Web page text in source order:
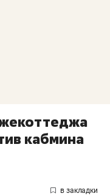
кабмина